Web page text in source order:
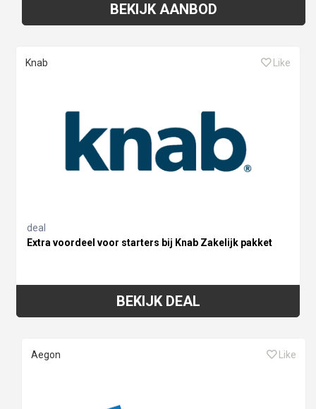
BEKIJK AANBOD
Knab Like
deal
Extra voordeel voor starters bij Knab Zakelijk pakket
BEKIJK DEAL
Aegon Like